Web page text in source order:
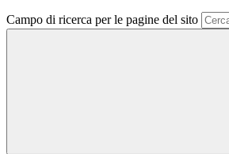
Campo di ricerca per le pagine del sito